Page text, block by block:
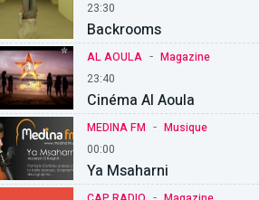
23:30
Backrooms
AL AOULA - Magazine
23:40
Cinéma Al Aoula
MEDINA FM - Musique
00:00
Ya Msaharni